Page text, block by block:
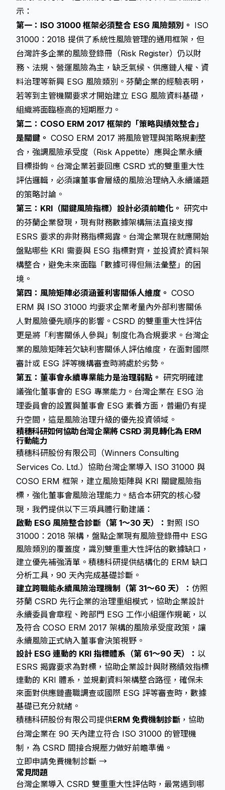
示：
第一：ISO 31000 框架必須整合 ESG 風險類別。 ISO
31000：2018 提供了系統性風險管理的通用框架，但
台灣許多企業的風險登錄冊（Risk Register）仍以財
務、法規、營運風險為主，缺乏氣候、供應鏈人權、資
料治理等新興 ESG 風險類別。芬蘭企業的經驗表明，
若等到主管機關要求才開始建立 ESG 風險資料基礎，
組織將面臨極高的短期壓力。
第二：COSO ERM 2017 框架的「策略與績效整合」
是關鍵。 COSO ERM 2017 將風險管理與策略規劃整
合，強調風險承受度（Risk Appetite）應與企業永續
目標掛鉤。台灣企業若要回應 CSRD 式的雙重重大性
評估邏輯，必須讓董事會層級的風險治理納入永續議題
的策略討論。
第三：KRI（關鍵風險指標）設計必須前瞻化。 研究中
的芬蘭企業發現，現有財務數據架構無法直接支撐
ESRS 要求的非財務指標揭露。台灣企業現在就應開始
盤點哪些 KRI 需要與 ESG 指標對齊，並投資於資料架
構整合，避免未來面臨「數據可得但無法彙整」的困
境。
第四：風險矩陣必須涵蓋利害關係人維度。 COSO
ERM 與 ISO 31000 均要求企業考量內外部利害關係
人對風險優先順序的影響。CSRD 的雙重重大性評估
更是將「利害關係人參與」制度化為合規要求。台灣企
業的風險矩陣若欠缺利害關係人評估維度，在面對國際
審計或 ESG 評等機構審查時將處於劣勢。
第五：董事會永續專業能力是治理弱點。 研究明確建
議強化董事會的 ESG 專業能力。台灣企業在 ESG 治
理委員會的設置與董事會 ESG 素養方面，普遍仍有提
升空間，這是風險治理升級的優先投資領域。
積穗科研如何協助台灣企業將 CSRD 洞見轉化為 ERM
行動能力
積穗科研股份有限公司（Winners Consulting
Services Co. Ltd.）協助台灣企業導入 ISO 31000 與
COSO ERM 框架，建立風險矩陣與 KRI 關鍵風險指
標，強化董事會風險治理能力。結合本研究的核心發
現，我們提供以下三項具體行動建議：
啟動 ESG 風險整合診斷（第 1～30 天）： 對照 ISO
31000：2018 架構，盤點企業現有風險登錄冊中 ESG
風險類別的覆蓋度，識別雙重重大性評估的數據缺口，
建立優先補強清單。積穗科研提供結構化的 ERM 缺口
分析工具，90 天內完成基礎診斷。
建立跨職能永續風險治理機制（第 31～60 天）： 仿照
芬蘭 CSRD 先行企業的治理重組模式，協助企業設計
永續委員會章程、跨部門 ESG 工作小組運作規範，以
及符合 COSO ERM 2017 架構的風險承受度政策，讓
永續風險正式納入董事會決策視野。
設計 ESG 連動的 KRI 指標體系（第 61～90 天）： 以
ESRS 揭露要求為對標，協助企業設計與財務績效指標
連動的 KRI 體系，並規劃資料架構整合路徑，確保未
來面對供應鏈盡職調查或國際 ESG 評等審查時，數據
基礎已充分就緒。
積穗科研股份有限公司提供ERM 免費機制診斷 ，協助
台灣企業在 90 天內建立符合 ISO 31000 的管理機
制，為 CSRD 間接合規壓力做好前瞻準備。
立即申請免費機制診斷 →
常見問題
台灣企業導入 CSRD 雙重重大性評估時，最常遇到哪